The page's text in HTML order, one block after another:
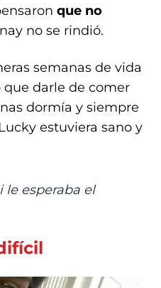
que no
no se rindió.
semanas de vida
que darle de comer
dormía y siempre
estuviera sano y
le esperaba el